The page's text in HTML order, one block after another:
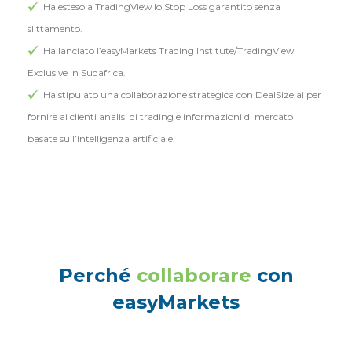
Ha esteso a TradingView lo Stop Loss garantito senza
slittamento.
Ha lanciato l’easyMarkets Trading Institute/TradingView
Exclusive in Sudafrica.
Ha stipulato una collaborazione strategica con DealSize.ai per
fornire ai clienti analisi di trading e informazioni di mercato
basate sull’intelligenza artificiale.
Perché collaborare con
easyMarkets